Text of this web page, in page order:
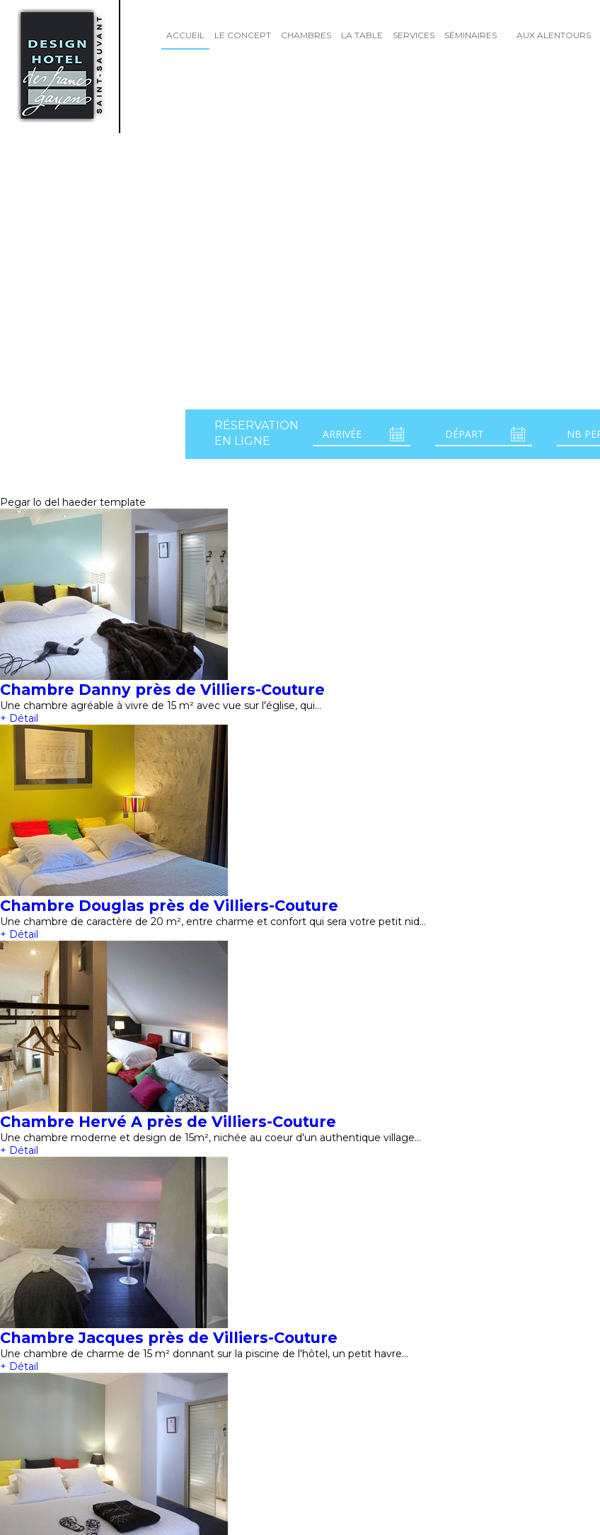
ACCUEIL LE CONCEPT CHAMBRES LA TABLE SERVICES SÉMINAIRES AUX ALENTOURS
RÉSERVATION
EN LIGNE
Pegar lo del haeder template
Chambre Danny près de Villiers-Couture
Une chambre agréable à vivre de 15 m² avec vue sur l'église, qui…
+ Détail
Chambre Douglas près de Villiers-Couture
Une chambre de caractère de 20 m², entre charme et confort qui sera votre petit nid…
+ Détail
Chambre Hervé A près de Villiers-Couture
Une chambre moderne et design de 15m², nichée au coeur d'un authentique village…
+ Détail
Chambre Jacques près de Villiers-Couture
Une chambre de charme de 15 m² donnant sur la piscine de l'hôtel, un petit havre…
+ Détail